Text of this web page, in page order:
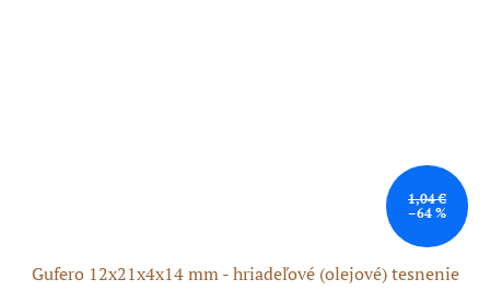
1,04 €
–64 %
Gufero 12x21x4x14 mm - hriadeľové (olejové) tesnenie